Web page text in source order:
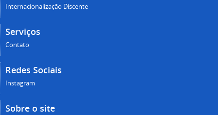
Internacionalização Discente
Serviços
Contato
Redes Sociais
Instagram
Sobre o site